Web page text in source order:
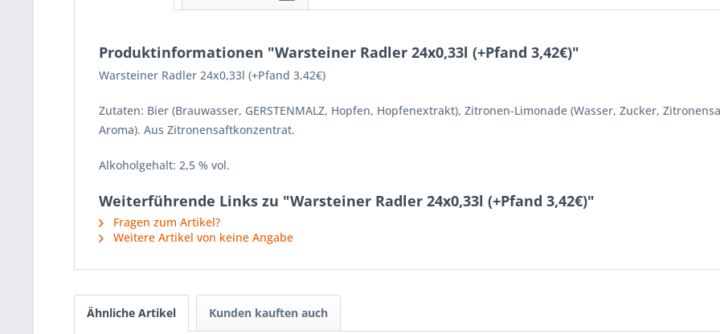
Produktinformationen "Warsteiner Radler 24x0,33l (+Pfand 3,42€)"
Warsteiner Radler 24x0,33l (+Pfand 3,42€)
Zutaten: Bier (Brauwasser, GERSTENMALZ, Hopfen, Hopfenextrakt), Zitronen-Limonade (Wasser, Zucker,
Aroma). Aus Zitronensaftkonzentrat.
Alkoholgehalt: 2,5 % vol.
Weiterführende Links zu "Warsteiner Radler 24x0,33l (+Pfand 3,42€)"
Fragen zum Artikel?
Weitere Artikel von keine Angabe
Ähnliche Artikel Kunden kauften auch